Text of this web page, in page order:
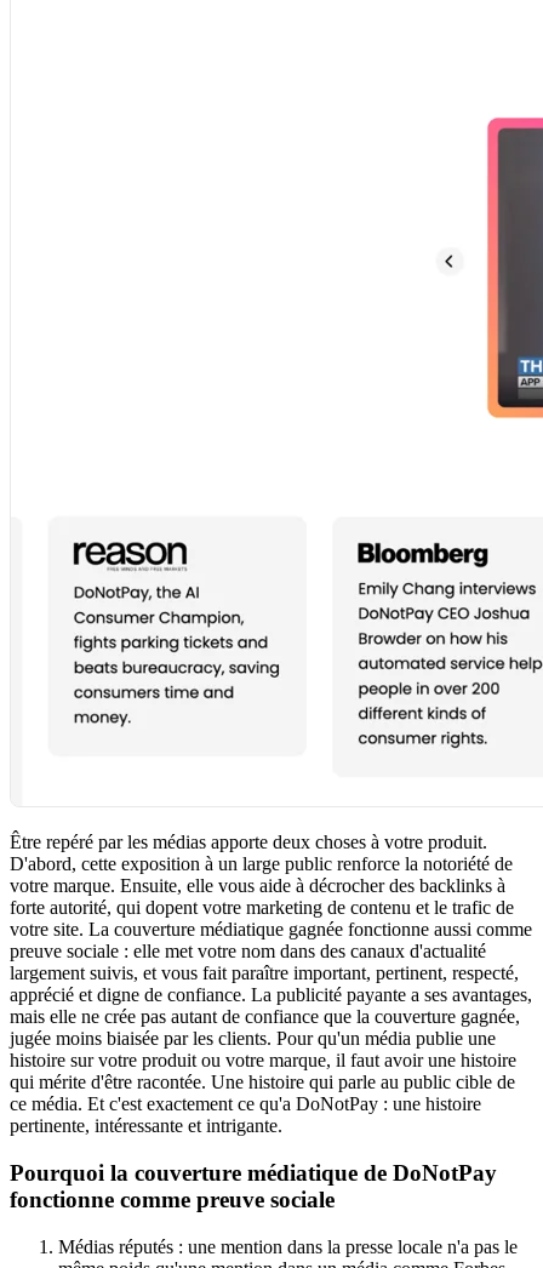
Être repéré par les médias apporte deux choses à votre produit.
D'abord, cette exposition à un large public renforce la notoriété de
votre marque. Ensuite, elle vous aide à décrocher des backlinks à
forte autorité, qui dopent votre marketing de contenu et le trafic de
votre site. La couverture médiatique gagnée fonctionne aussi comme
preuve sociale : elle met votre nom dans des canaux d'actualité
largement suivis, et vous fait paraître important, pertinent, respecté,
apprécié et digne de confiance. La publicité payante a ses avantages,
mais elle ne crée pas autant de confiance que la couverture gagnée,
jugée moins biaisée par les clients. Pour qu'un média publie une
histoire sur votre produit ou votre marque, il faut avoir une histoire
qui mérite d'être racontée. Une histoire qui parle au public cible de
ce média. Et c'est exactement ce qu'a DoNotPay : une histoire
pertinente, intéressante et intrigante.
Pourquoi la couverture médiatique de DoNotPay
fonctionne comme preuve sociale
Médias réputés : une mention dans la presse locale n'a pas le